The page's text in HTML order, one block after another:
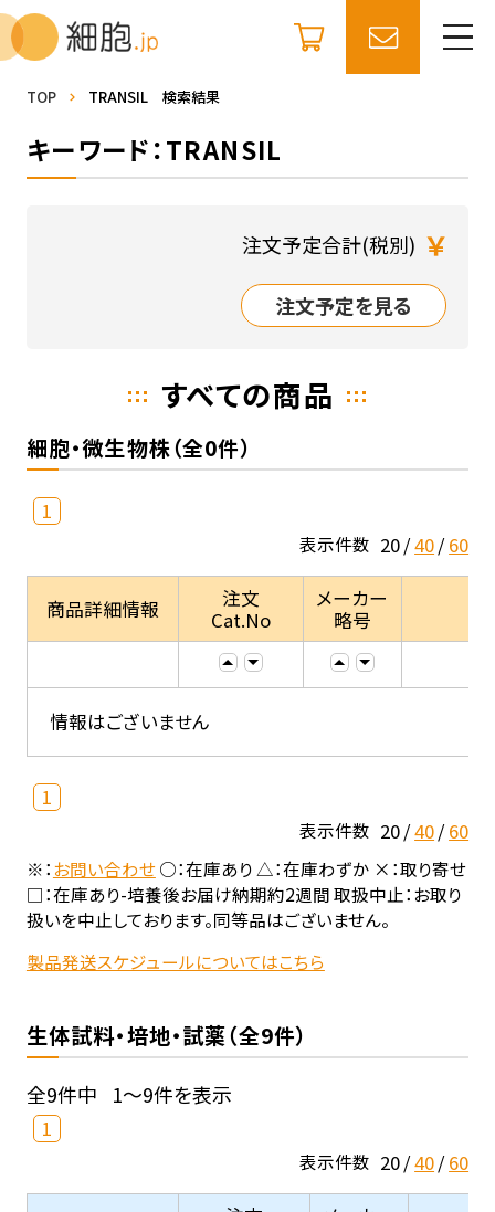
TOP TRANSIL 検索結果
キーワード：TRANSIL
注文予定合計(税別) ￥
注文予定を見る
すべての商品
細胞・微生物株（全0件）
1
表示件数 20 40 60
商品詳細情報
注文
Cat.No
メーカー
略号
情報はございません
1
表示件数 20 40 60
※：お問い合わせ○：在庫あり △：在庫わずか ×：取り寄せ
□：在庫あり-培養後お届け納期約2週間 取扱中止：お取り
扱いを中止しております。同等品はございません。
製品発送スケジュールについてはこちら
生体試料・培地・試薬（全9件）
全9件中 1～9件を表示
1
表示件数 20 40 60